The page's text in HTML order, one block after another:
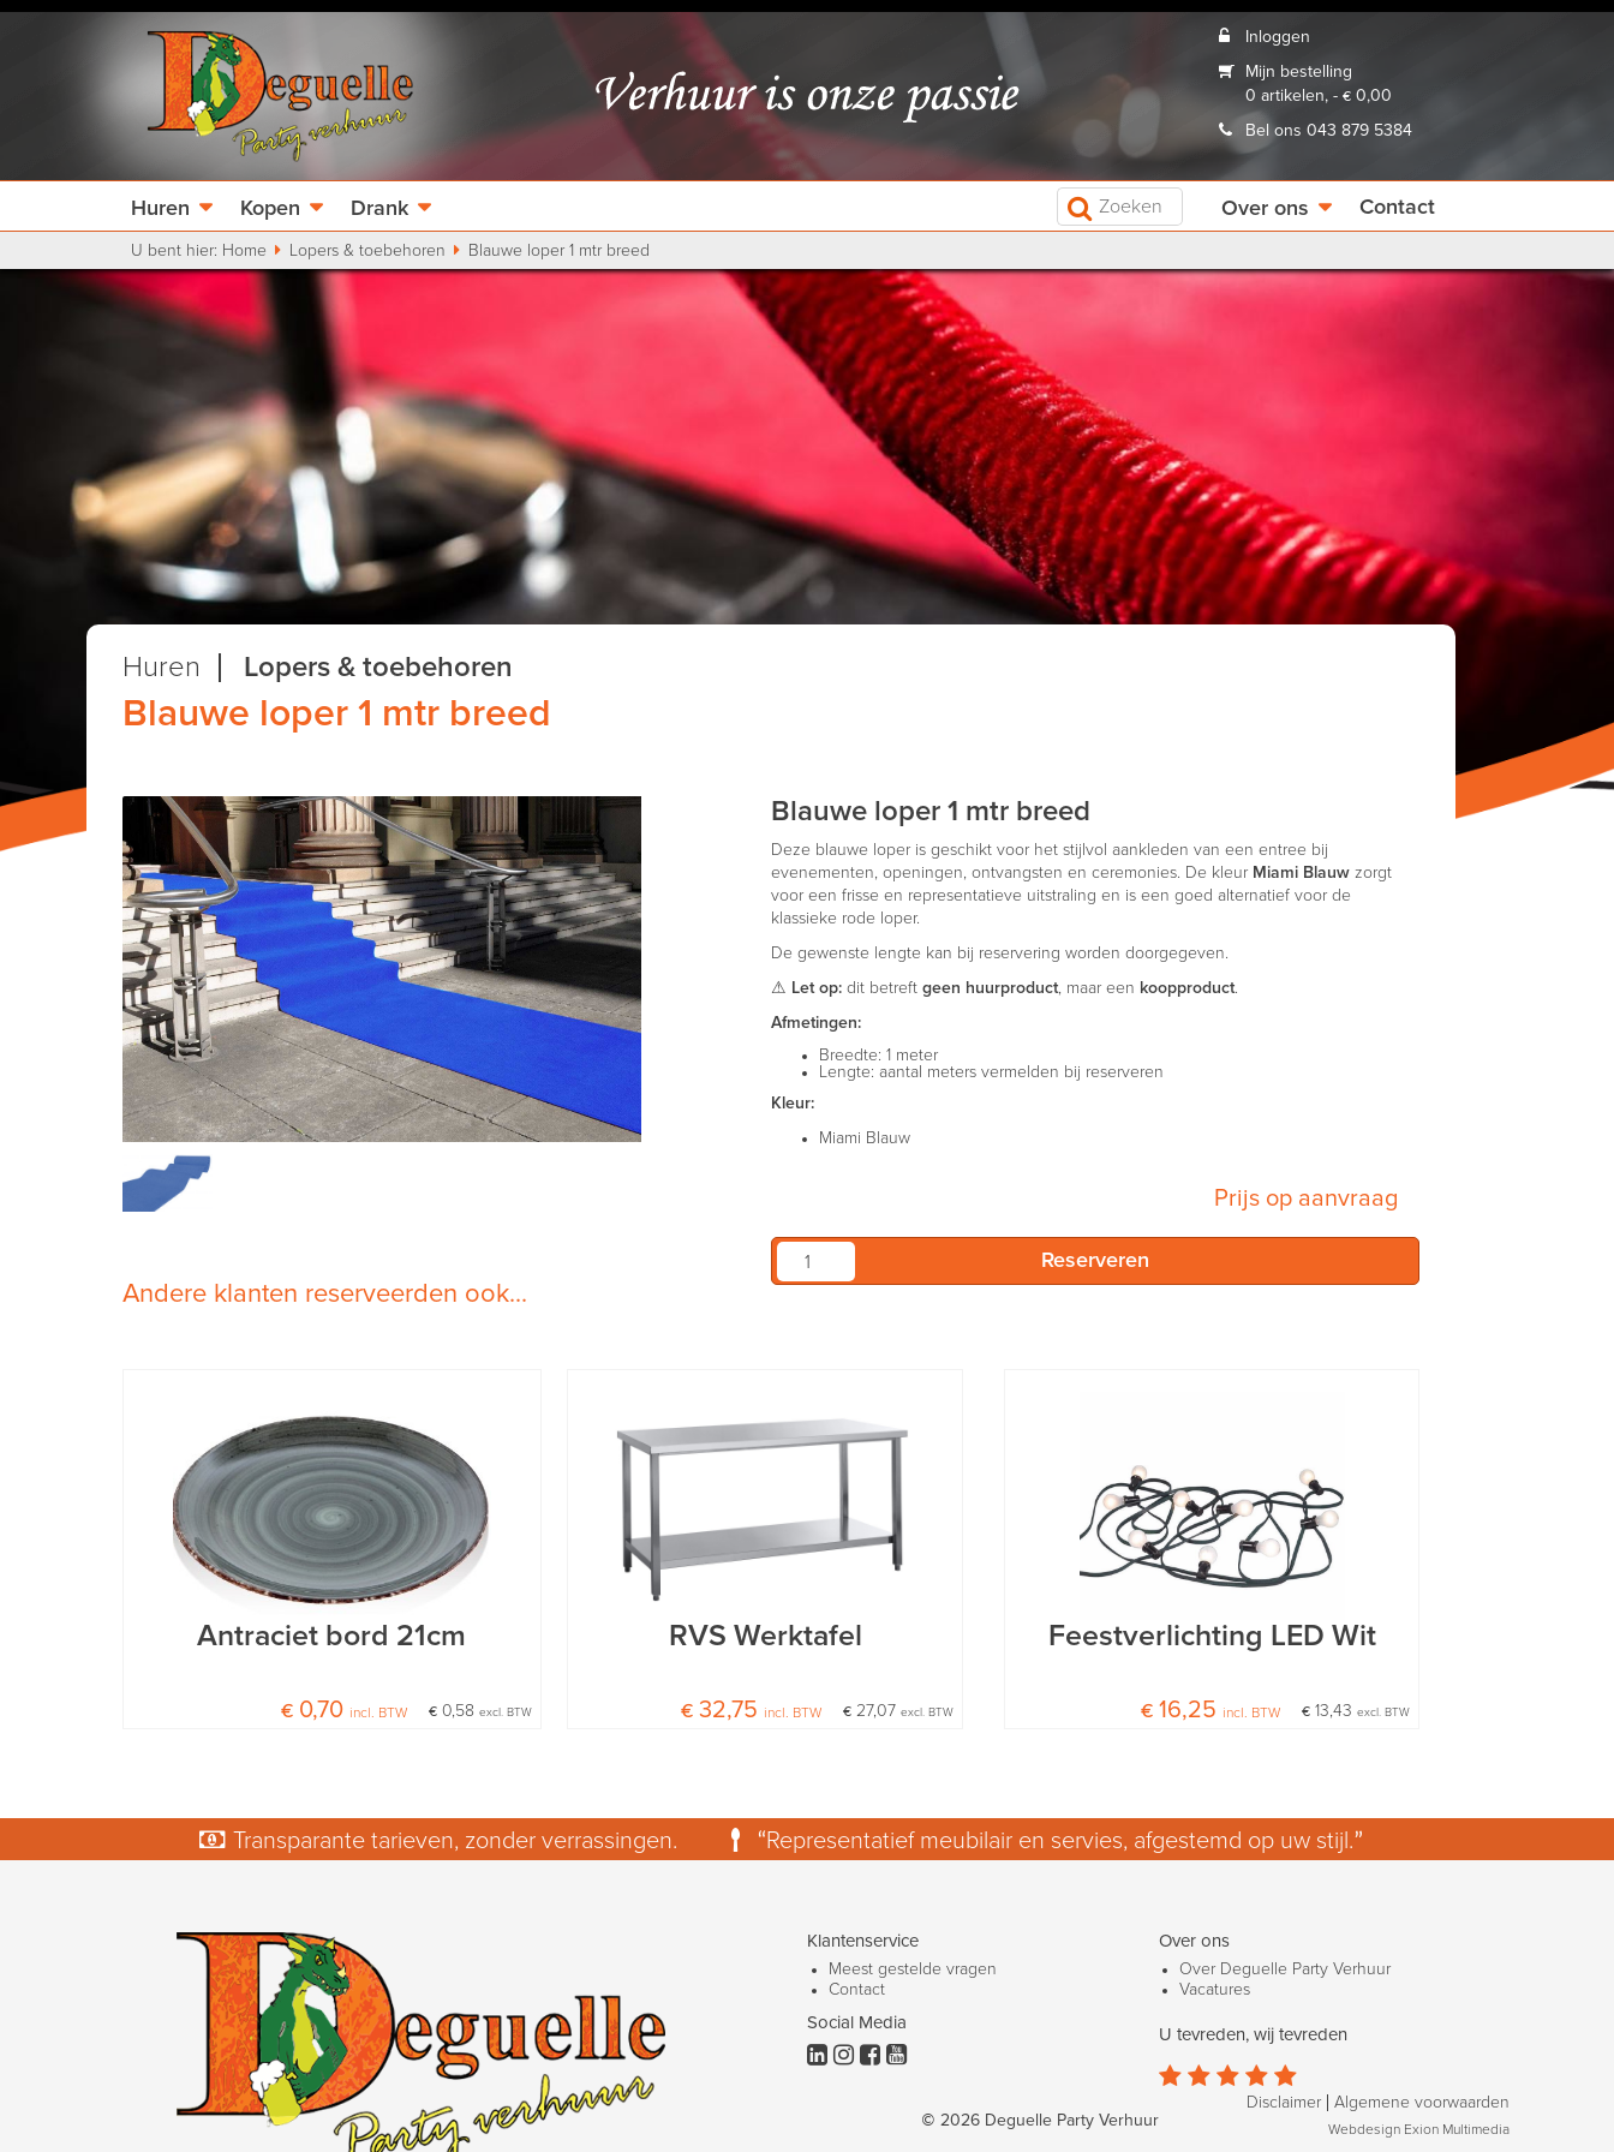
Inloggen
Mijn bestelling
0 artikelen, - € 0,00
Bel ons 043 879 5384
Huren Kopen Drank Over ons Contact
U bent hier: Home Lopers & toebehoren Blauwe loper 1 mtr breed
Huren Lopers & toebehoren
Blauwe loper 1 mtr breed
Blauwe loper 1 mtr breed
Deze blauwe loper is geschikt voor het stijlvol aankleden van een entree bij
evenementen, openingen, ontvangsten en ceremonies. De kleur Miami Blauw zorgt
voor een frisse en representatieve uitstraling en is een goed alternatief voor de
klassieke rode loper.
De gewenste lengte kan bij reservering worden doorgegeven.
⚠ Let op: dit betreft geen huurproduct, maar een koopproduct.
Afmetingen:
Breedte: 1 meter
Lengte: aantal meters vermelden bij reserveren
Kleur:
Miami Blauw
Prijs op aanvraag
Andere klanten reserveerden ook...
Antraciet bord 21cm
€ 0,58 excl. BTW
€ 0,70 incl. BTW
RVS Werktafel
€ 27,07excl. BTW
€ 32,75 incl. BTW
Feestverlichting LED Wit
€ 13,43excl. BTW
€ 16,25 incl. BTW
Transparante tarieven, zonder verrassingen.
“Representatief meubilair en servies, afgestemd op uw stijl.”
Klantenservice
Meest gestelde vragen
Contact
Over ons
Over Deguelle Party Verhuur
Vacatures
Social Media
   
U tevreden, wij tevreden
    
© 2026 Deguelle Party Verhuur
Algemene voorwaarden
Disclaimer
Webdesign Exion Multimedia